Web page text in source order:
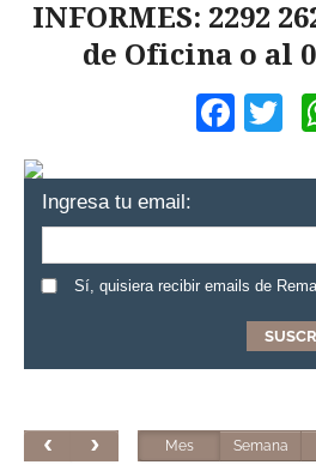
INFORMES: 2292
de Oficina o al
Ingresa tu email:
Sí, quisiera recibir emails de
Mes Semana